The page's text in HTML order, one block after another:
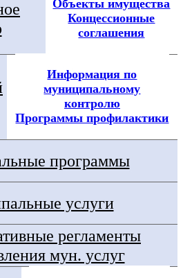
Объекты имущества
Концессионные
соглашения
Информация по
муниципальному
контролю
Программы профилактики
программы
услуги
регламенты
мун. услуг